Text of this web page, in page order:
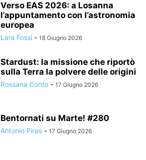
Verso EAS 2026: a Losanna
l’appuntamento con l’astronomia
europea
Lara Fossi - 18 Giugno 2026
Stardust: la missione che riportò
sulla Terra la polvere delle origini
Rossana Conte - 17 Giugno 2026
Bentornati su Marte! #280
Antonio Piras - 17 Giugno 2026